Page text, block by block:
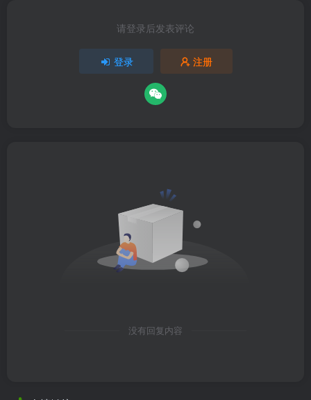
请登录后发表评论
登录 注册
没有回复内容